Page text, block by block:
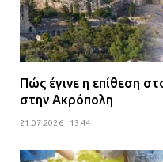
Πώς έγινε η επίθεση
στην Ακρόπολη
21.07.2026 | 13:44